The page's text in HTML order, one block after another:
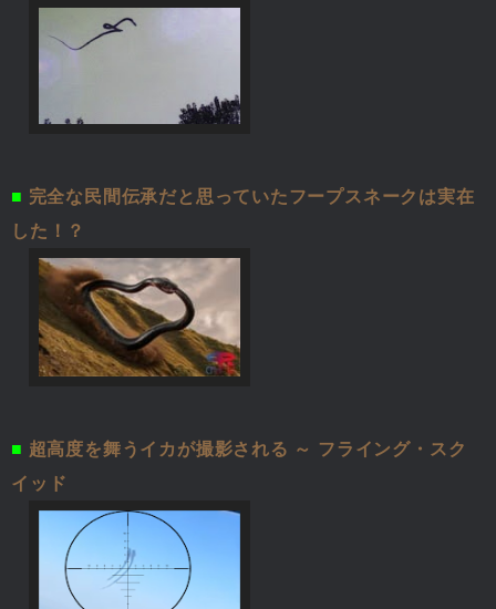
■ 完全な民間伝承だと思っていたフープスネークは実在
した！？
■ 超高度を舞うイカが撮影される ～ フライング・スク
イッド